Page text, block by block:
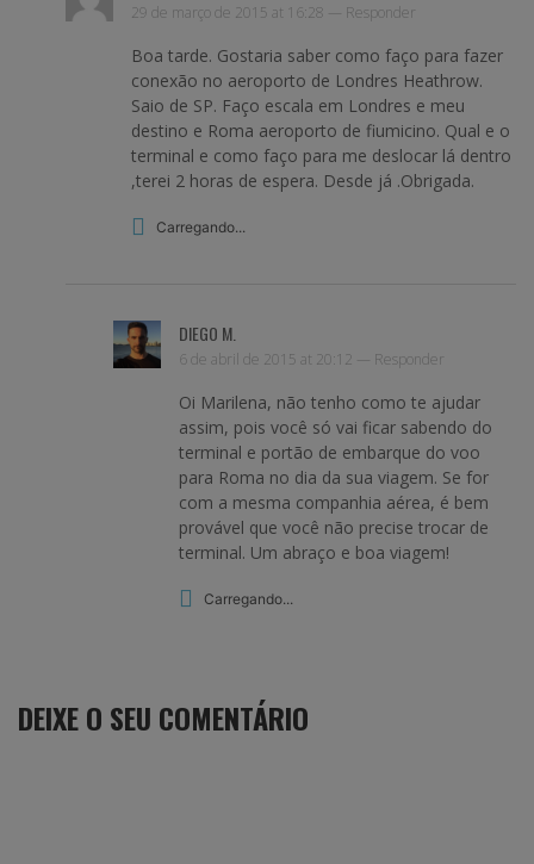
29 de março de 2015 at 16:28 — Responder
Boa tarde. Gostaria saber como faço para fazer
conexão no aeroporto de Londres Heathrow.
Saio de SP. Faço escala em Londres e meu
destino e Roma aeroporto de fiumicino. Qual e o
terminal e como faço para me deslocar lá dentro
,terei 2 horas de espera. Desde já .Obrigada.
Carregando...
DIEGO M.
6 de abril de 2015 at 20:12 — Responder
Oi Marilena, não tenho como te ajudar
assim, pois você só vai ficar sabendo do
terminal e portão de embarque do voo
para Roma no dia da sua viagem. Se for
com a mesma companhia aérea, é bem
provável que você não precise trocar de
terminal. Um abraço e boa viagem!
Carregando...
DEIXE O SEU COMENTÁRIO